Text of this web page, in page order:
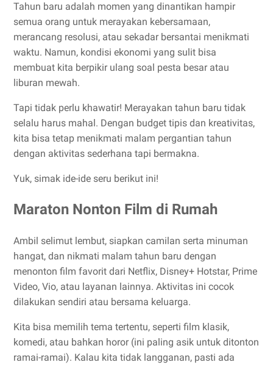
Tahun baru adalah momen yang dinantikan hampir
semua orang untuk merayakan kebersamaan,
merancang resolusi, atau sekadar bersantai menikmati
waktu. Namun, kondisi ekonomi yang sulit bisa
membuat kita berpikir ulang soal pesta besar atau
liburan mewah.
Tapi tidak perlu khawatir! Merayakan tahun baru tidak
selalu harus mahal. Dengan budget tipis dan kreativitas,
kita bisa tetap menikmati malam pergantian tahun
dengan aktivitas sederhana tapi bermakna.
Yuk, simak ide-ide seru berikut ini!
Maraton Nonton Film di Rumah
Ambil selimut lembut, siapkan camilan serta minuman
hangat, dan nikmati malam tahun baru dengan
menonton film favorit dari Netflix, Disney+ Hotstar, Prime
Video, Vio, atau layanan lainnya. Aktivitas ini cocok
dilakukan sendiri atau bersama keluarga.
Kita bisa memilih tema tertentu, seperti film klasik,
komedi, atau bahkan horor (ini paling asik untuk ditonton
ramai-ramai). Kalau kita tidak langganan, pasti ada